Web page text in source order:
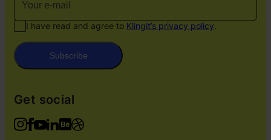
I have read and agree to Klingit’s privacy policy.
Subscribe
Get social